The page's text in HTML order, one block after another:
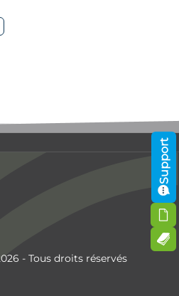
Support
- Tous droits réservés